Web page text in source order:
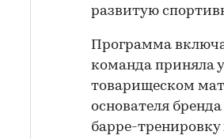
развитую
Программа
команда приняла
товарищеском
основателя
барре-